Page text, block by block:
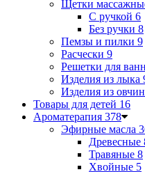
Щетки
С ручкой 6
Без ручки 8
Пемзы и пилки 9
Расчески 9
Решетки для
Изделия из лыка
Изделия из
Товары для детей 16
Ароматерапия 378
Эфирные масла
Древесные
Травяные 8
Хвойные 5